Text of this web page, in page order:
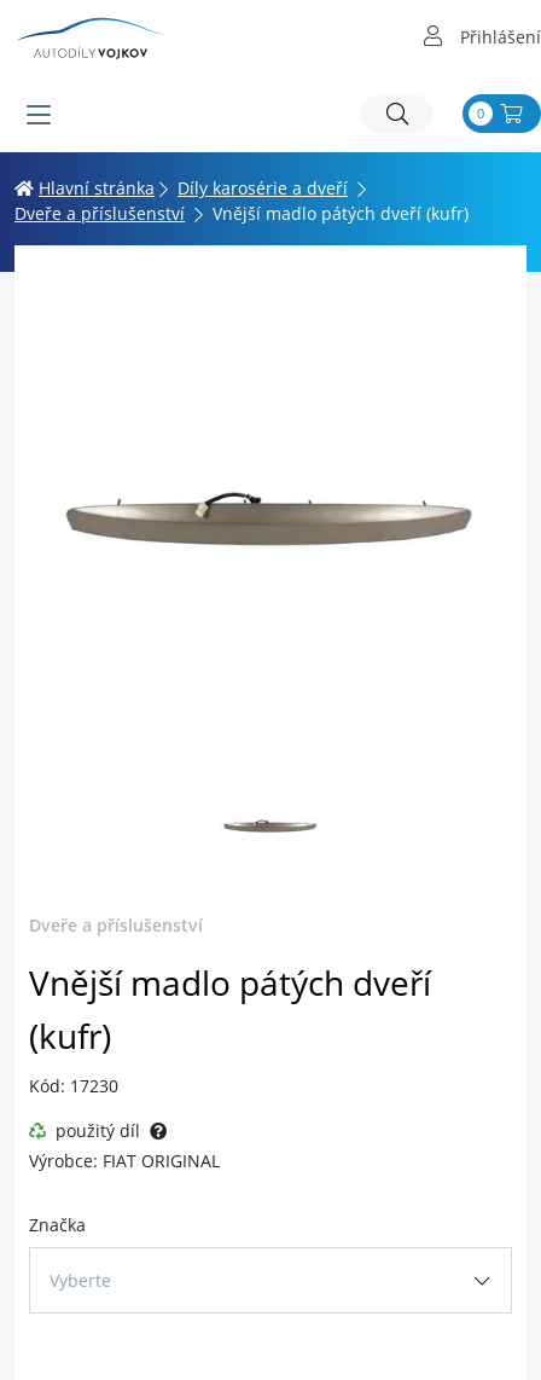
Přihlášení
0
Hlavní stránka
Díly karosérie a dveří
Dveře a příslušenství
Vnější madlo pátých dveří (kufr)
Dveře a příslušenství
Vnější madlo pátých dveří
(kufr)
Kód: 17230
použitý díl
Výrobce: FIAT ORIGINAL
Značka
Vyberte